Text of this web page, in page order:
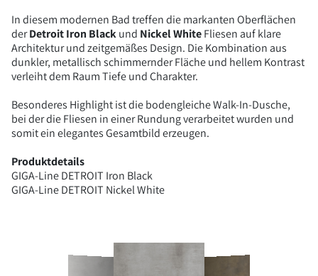
In diesem modernen Bad treffen die markanten Oberflächen
derDetroit Iron Blackund Nickel WhiteFliesen auf klare
Architektur und zeitgemäßes Design. Die Kombination aus
dunkler, metallisch schimmernder Fläche und hellem Kontrast
verleiht dem Raum Tiefe und Charakter.
Besonderes Highlight ist die bodengleiche Walk-In-Dusche,
bei der die Fliesen in einer Rundung verarbeitet wurden und
somit ein elegantes Gesamtbild erzeugen.
Produktdetails
GIGA-Line DETROIT Iron Black
GIGA-Line DETROIT Nickel White